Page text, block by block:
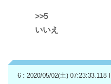
>>5
いいえ
6 : 2020/05/02(土) 07:23:33.118